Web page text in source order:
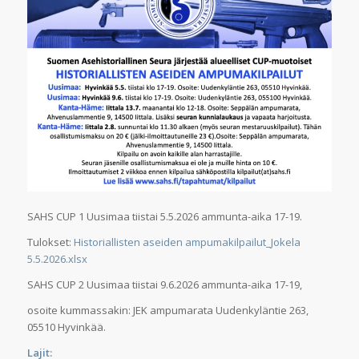
SAHS CUP 1 Uusimaa tiistai 5.5.2026 ammunta-aika 17-19.
Tulokset: Historiallisten aseiden ampumakilpailut_Jokela
5.5.2026.xlsx
SAHS CUP 2 Uusimaa tiistai 9.6.2026 ammunta-aika 17-19,
osoite kummassakin: JEK ampumarata Uudenkyläntie 263,
05510 Hyvinkää.
Lajit: